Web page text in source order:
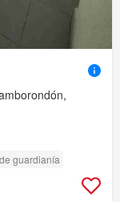
guardianía